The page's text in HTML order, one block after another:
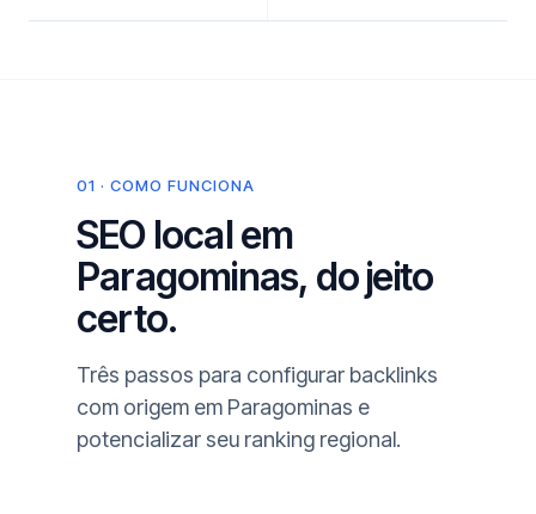
01 · COMO FUNCIONA
SEO local em
Paragominas, do jeito
certo.
Três passos para configurar backlinks
com origem em Paragominas e
potencializar seu ranking regional.